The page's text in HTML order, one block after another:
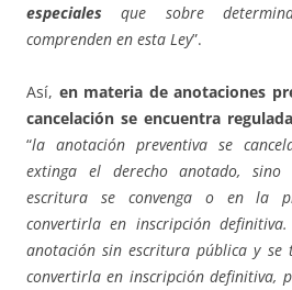
especiales que sobre
comprenden en esta Ley”.
Así, en materia de anotaciones
cancelación se encuentra
“la anotación preventiva se
extinga el derecho anotado,
escritura se convenga o en la
convertirla en inscripción
anotación sin escritura pública y se
convertirla en inscripción definitiva,